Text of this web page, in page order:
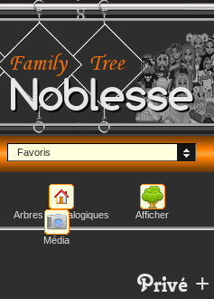
Noblesse
Favoris
Arbres généalogiques Afficher
Média
Privé +